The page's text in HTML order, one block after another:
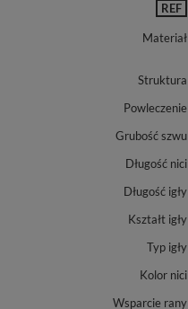
REF
Materiał
Struktura
Powleczenie
Grubość szwu
Długość nici
Długość igły
Kształt igły
Typ igły
Kolor nici
Wsparcie rany